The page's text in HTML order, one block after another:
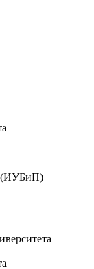
(ИУБиП)